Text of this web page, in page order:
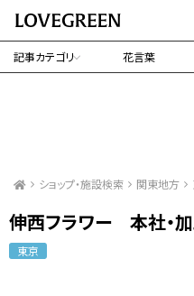
記事カテゴリ 花言葉
ショップ・施設検索 関東地方
伸西フラワー 本社・
東京